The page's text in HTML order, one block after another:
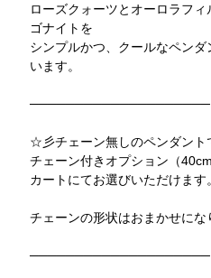
ローズクォーツとオーロラフ
ゴナイトを
シンプルかつ、クールなペン
います。
────────────────────
☆彡チェーン無しのペンダント
チェーン付きオプション（
カートにてお選びいただけます
チェーンの形状はおまかせにな
────────────────────